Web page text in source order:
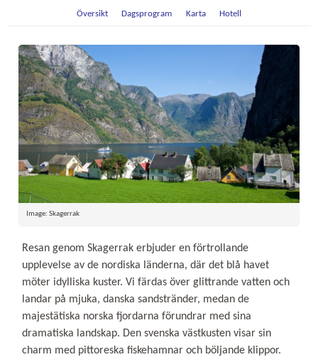
Översikt Dagsprogram Karta Hotell
Image: Skagerrak
Resan genom Skagerrak erbjuder en förtrollande
upplevelse av de nordiska länderna, där det blå havet
möter idylliska kuster. Vi färdas över glittrande vatten och
landar på mjuka, danska sandstränder, medan de
majestätiska norska fjordarna förundrar med sina
dramatiska landskap. Den svenska västkusten visar sin
charm med pittoreska fiskehamnar och böljande klippor.